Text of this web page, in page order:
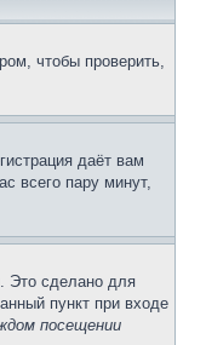
чтобы проверить,
даёт вам
всего пару минут,
Это сделано для
пункт при входе
посещении